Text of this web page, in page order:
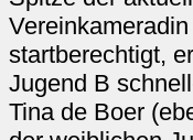
startberechtigt,
Jugend B
Tina de Boer